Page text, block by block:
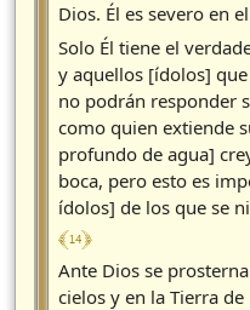
Dios. Él es severo en
Solo Él tiene el
y aquellos [ídolos]
no podrán responder
como quien extiende
profundo de agua]
boca, pero esto es
ídolos] de los que se
﴾ 14 ﴿
Ante Dios se
cielos y en la Tierra